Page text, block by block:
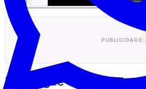
PUBLICIDADE
Perrengue Mato Grosso •